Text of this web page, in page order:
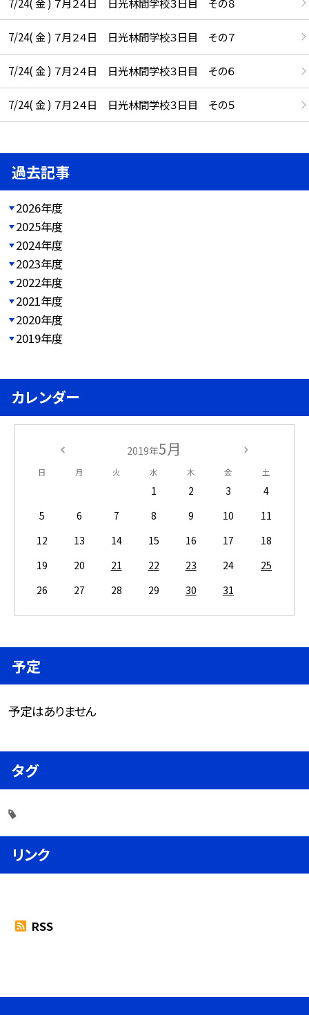
7/24( 金 ) ７月２４日 日光林間学校３日目 その７
7/24( 金 ) ７月２４日 日光林間学校３日目 その６
7/24( 金 ) ７月２４日 日光林間学校３日目 その５
過去記事
2026年度
2025年度
2024年度
2023年度
2022年度
2021年度
2020年度
2019年度
カレンダー
2019年5月
日 月 火 水 木 金 土
1 2 3
4
5
6 7 8 9 10
11
12
13 14 15 16 17
18
19
20 21 22 23 24
25
26
27 28 29 30 31
予定
予定はありません
タグ
リンク
RSS